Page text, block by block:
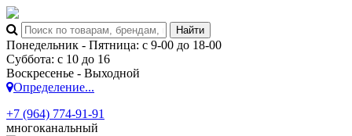
Понедельник - Пятница: с 9-00 до 18-00
Суббота: с 10 до 16
Воскресенье - Выходной
Определение...
+7 (964) 774-91-91
многоканальный